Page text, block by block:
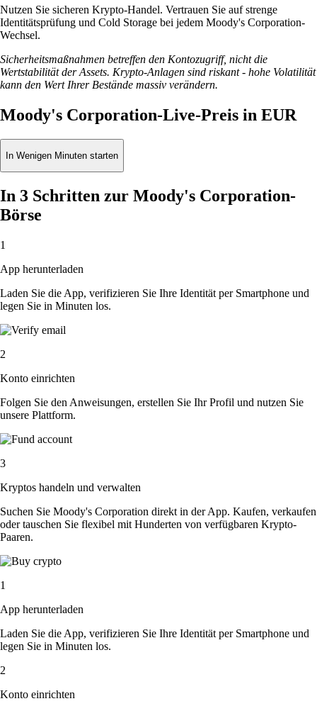
Nutzen Sie sicheren Krypto-Handel. Vertrauen Sie auf strenge
Identitätsprüfung und Cold Storage bei jedem Moody's Corporation-
Wechsel.
Sicherheitsmaßnahmen betreffen den Kontozugriff, nicht die
Wertstabilität der Assets. Krypto-Anlagen sind riskant - hohe Volatilität
kann den Wert Ihrer Bestände massiv verändern.
Moody's Corporation-Live-Preis in EUR
In Wenigen Minuten starten
In 3 Schritten zur Moody's Corporation-
Börse
1
App herunterladen
Laden Sie die App, verifizieren Sie Ihre Identität per Smartphone und
legen Sie in Minuten los.
2
Konto einrichten
Folgen Sie den Anweisungen, erstellen Sie Ihr Profil und nutzen Sie
unsere Plattform.
3
Kryptos handeln und verwalten
Suchen Sie Moody's Corporation direkt in der App. Kaufen, verkaufen
oder tauschen Sie flexibel mit Hunderten von verfügbaren Krypto-
Paaren.
1
App herunterladen
Laden Sie die App, verifizieren Sie Ihre Identität per Smartphone und
legen Sie in Minuten los.
2
Konto einrichten